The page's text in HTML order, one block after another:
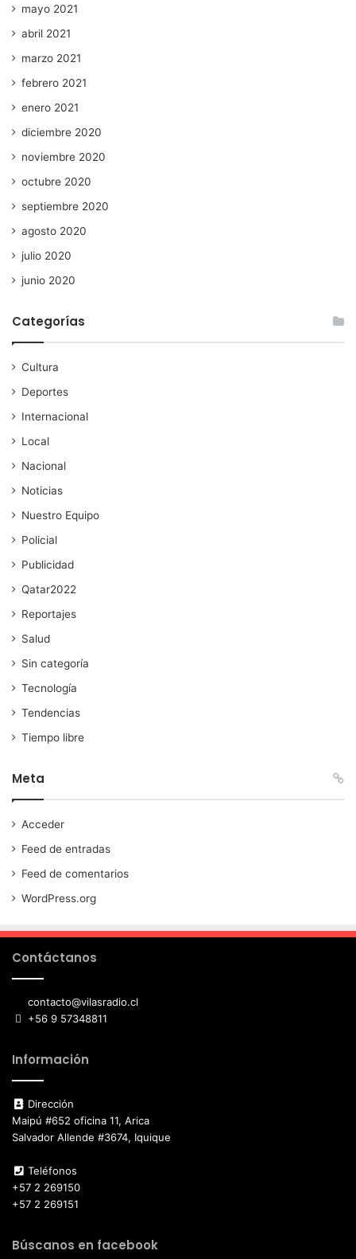
mayo 2021
abril 2021
marzo 2021
febrero 2021
enero 2021
diciembre 2020
noviembre 2020
octubre 2020
septiembre 2020
agosto 2020
julio 2020
junio 2020
Categorías
Cultura
Deportes
Internacional
Local
Nacional
Noticias
Nuestro Equipo
Policial
Publicidad
Qatar2022
Reportajes
Salud
Sin categoría
Tecnología
Tendencias
Tiempo libre
Meta
Acceder
Feed de entradas
Feed de comentarios
WordPress.org
Contáctanos
contacto@vilasradio.cl
+56 9 57348811
Información
Dirección
Maipú #652 oficina 11, Arica
Salvador Allende #3674, Iquique
Teléfonos
+57 2 269150
+57 2 269151
Búscanos en facebook